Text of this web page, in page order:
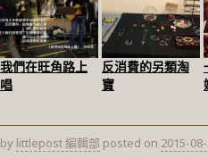
我們在旺角路上
唱
反消費的另類淘
寶
by littlepost 編輯部 posted on 2015-